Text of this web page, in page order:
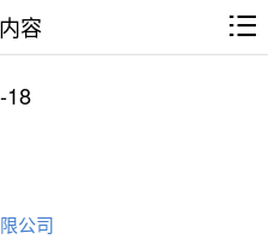
容
18
公司